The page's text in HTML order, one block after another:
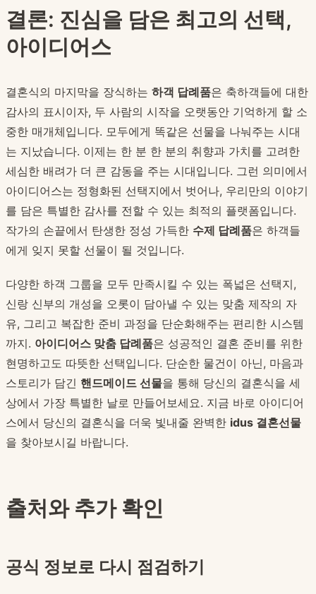
결론: 진심을 담은 최고의 선택,
아이디어스
결혼식의 마지막을 장식하는 하객 답례품은 축하객들에 대한
감사의 표시이자, 두 사람의 시작을 오랫동안 기억하게 할 소
중한 매개체입니다. 모두에게 똑같은 선물을 나눠주는 시대
는 지났습니다. 이제는 한 분 한 분의 취향과 가치를 고려한
세심한 배려가 더 큰 감동을 주는 시대입니다. 그런 의미에서
아이디어스는 정형화된 선택지에서 벗어나, 우리만의 이야기
를 담은 특별한 감사를 전할 수 있는 최적의 플랫폼입니다.
작가의 손끝에서 탄생한 정성 가득한 수제 답례품은 하객들
에게 잊지 못할 선물이 될 것입니다.
다양한 하객 그룹을 모두 만족시킬 수 있는 폭넓은 선택지,
신랑 신부의 개성을 오롯이 담아낼 수 있는 맞춤 제작의 자
유, 그리고 복잡한 준비 과정을 단순화해주는 편리한 시스템
까지. 아이디어스 맞춤 답례품은 성공적인 결혼 준비를 위한
현명하고도 따뜻한 선택입니다. 단순한 물건이 아닌, 마음과
스토리가 담긴 핸드메이드 선물을 통해 당신의 결혼식을 세
상에서 가장 특별한 날로 만들어보세요. 지금 바로 아이디어
스에서 당신의 결혼식을 더욱 빛내줄 완벽한 idus 결혼선물
을 찾아보시길 바랍니다.
출처와 추가 확인
공식 정보로 다시 점검하기